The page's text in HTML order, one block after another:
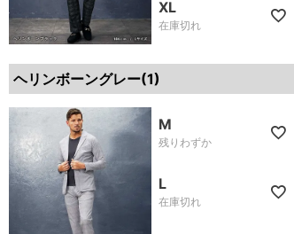
XL
在庫切れ
ヘリンボーングレー(1)
M
残りわずか
L
在庫切れ